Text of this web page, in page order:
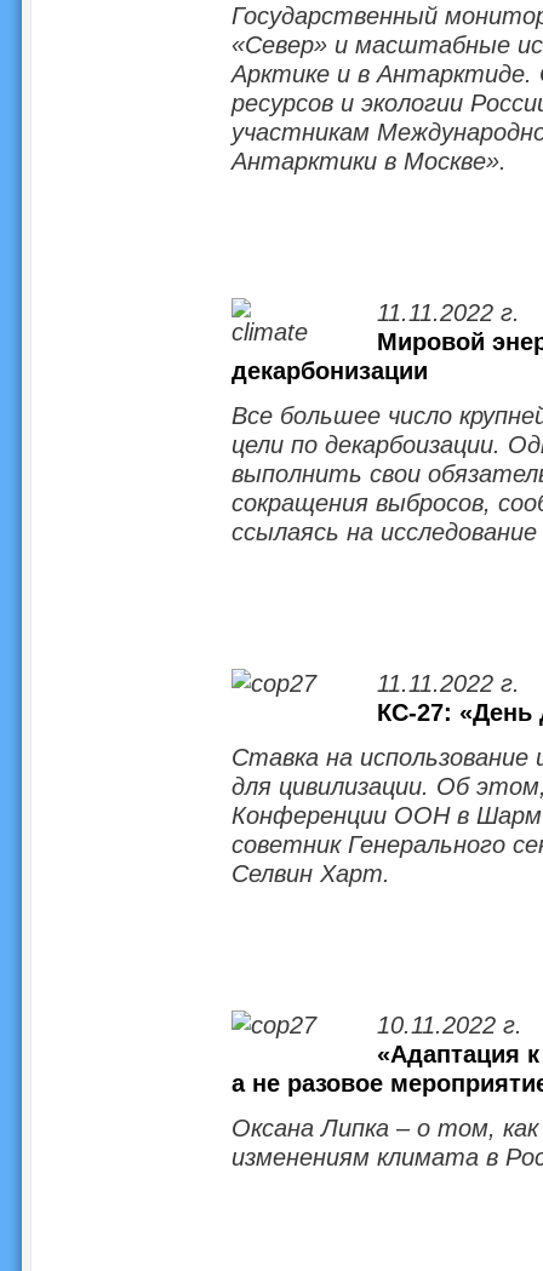
Государственный
«Север» и масштабные
Арктике и в
ресурсов и экологии
участникам
Антарктики в Москве».
11.11.2022 г.
Мировой
декарбонизации
Все большее число
цели по декарбоизации.
выполнить свои
сокращения выбросов,
ссылаясь на
11.11.2022 г.
КС-27: «День
Ставка на
для цивилизации. Об
Конференции ООН в
советник Генерального
Селвин Харт.
10.11.2022 г.
«Адаптация
а не разовое
Оксана Липка – о том,
изменениям климата в